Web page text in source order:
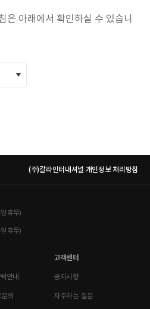
아래에서 확인하실 수 있습니
(주)갈라인터내셔널 개인정보 처리방침
휴무)
휴무)
안내
의
고객센터
공지사항
자주하는 질문